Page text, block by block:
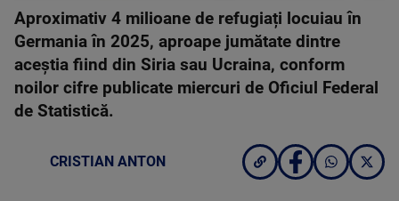
Aproximativ 4 milioane de refugiați locuiau în
Germania în 2025, aproape jumătate dintre
aceștia fiind din Siria sau Ucraina, conform
noilor cifre publicate miercuri de Oficiul Federal
de Statistică.
CRISTIAN ANTON